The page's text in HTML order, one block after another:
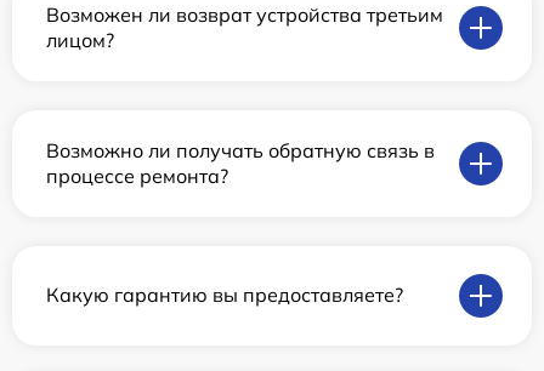
Возможен ли возврат устройства третьим
лицом?
Возможно ли получать обратную связь в
процессе ремонта?
Какую гарантию вы предоставляете?